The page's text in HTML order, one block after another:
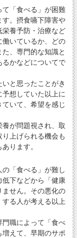
「食べる」が困難
。摂食嚥下障害や
養予防・治療など
いているか、どの
、専門的な知識と
かなどについてで
と思ったことがき
想していた以上に
いて、希望を感じ
が問題視され、取
上げられる機会も
ります。
「食べる」が難し
低下などから「健康
せん。その悪化の
る人が考える以上
職によって「食べ
えて、早期のサポ